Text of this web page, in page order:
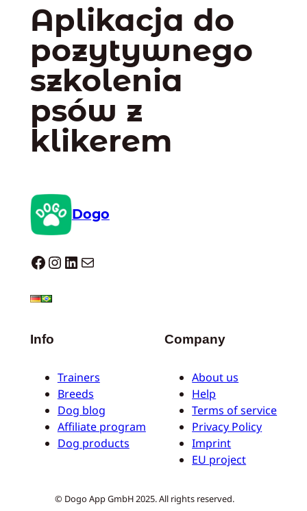
Aplikacja do
pozytywnego
szkolenia
psów z
klikerem
Dogo
Dogo facebook InstagramLinkedIn Mail
Info
Trainers
Breeds
Dog blog
Affiliate program
Dog products
Company
About us
Help
Terms of service
Privacy Policy
Imprint
EU project
© Dogo App GmbH 2025. All rights reserved.